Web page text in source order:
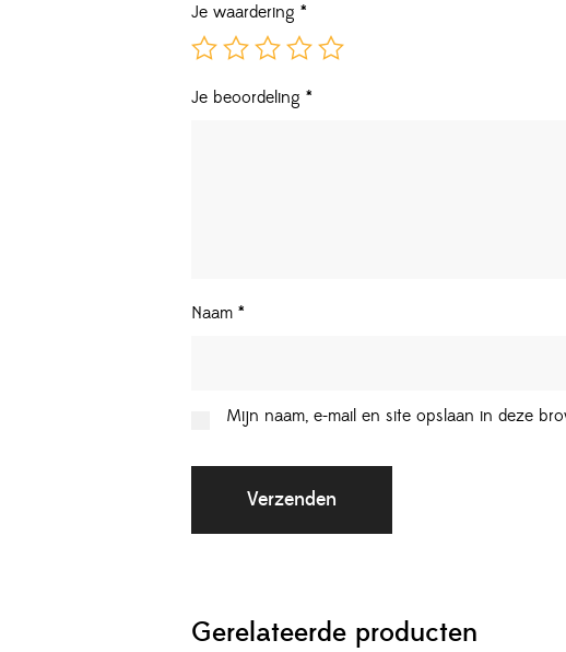
Je waardering *
Je beoordeling *
Naam *
Mijn naam, e-mail en site opslaan in deze
Gerelateerde producten